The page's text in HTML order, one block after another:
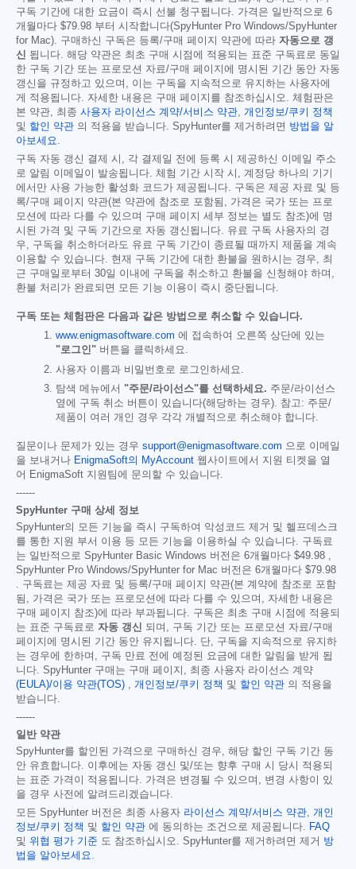
구독 기간에 대한 요금이 즉시 선불 청구됩니다. 가격은 일반적으로 6
개월마다 $79.98 부터 시작합니다(SpyHunter Pro Windows/SpyHunter
for Mac). 구매하신 구독은 등록/구매 페이지 약관에 따라 자동으로 갱
신 됩니다. 해당 약관은 최초 구매 시점에 적용되는 표준 구독료로 동일
한 구독 기간 또는 프로모션 자료/구매 페이지에 명시된 기간 동안 자동
갱신을 규정하고 있으며, 이는 구독을 지속적으로 유지하는 사용자에
게 적용됩니다. 자세한 내용은 구매 페이지를 참조하십시오. 체험판은
본 약관, 최종 사용자 라이선스 계약/서비스 약관, 개인정보/쿠키 정책
및 할인 약관 의 적용을 받습니다. SpyHunter를 제거하려면 방법을 알
아보세요.
구독 자동 갱신 결제 시, 각 결제일 전에 등록 시 제공하신 이메일 주소
로 알림 이메일이 발송됩니다. 체험 기간 시작 시, 계정당 하나의 기기
에서만 사용 가능한 활성화 코드가 제공됩니다. 구독은 제공 자료 및 등
록/구매 페이지 약관(본 약관에 참조로 포함됨, 가격은 국가 또는 프로
모션에 따라 다를 수 있으며 구매 페이지 세부 정보는 별도 참조)에 명
시된 가격 및 구독 기간으로 자동 갱신됩니다. 유료 구독 사용자의 경
우, 구독을 취소하더라도 유료 구독 기간이 종료될 때까지 제품을 계속
이용할 수 있습니다. 현재 구독 기간에 대한 환불을 원하시는 경우, 최
근 구매일로부터 30일 이내에 구독을 취소하고 환불을 신청해야 하며,
환불 처리가 완료되면 모든 기능 이용이 즉시 중단됩니다.
구독 또는 체험판은 다음과 같은 방법으로 취소할 수 있습니다.
www.enigmasoftware.com 에 접속하여 오른쪽 상단에 있는
"로그인" 버튼을 클릭하세요.
사용자 이름과 비밀번호로 로그인하세요.
탐색 메뉴에서 "주문/라이선스"를 선택하세요. 주문/라이선스
옆에 구독 취소 버튼이 있습니다(해당하는 경우). 참고: 주문/
제품이 여러 개인 경우 각각 개별적으로 취소해야 합니다.
질문이나 문제가 있는 경우 support@enigmasoftware.com 으로 이메일
을 보내거나 EnigmaSoft의 MyAccount 웹사이트에서 지원 티켓을 열
어 EnigmaSoft 지원팀에 문의할 수 있습니다.
------
SpyHunter 구매 상세 정보
SpyHunter의 모든 기능을 즉시 구독하여 악성코드 제거 및 헬프데스크
를 통한 지원 부서 이용 등 모든 기능을 이용하실 수 있습니다. 구독료
는 일반적으로 SpyHunter Basic Windows 버전은 6개월마다 $49.98 ,
SpyHunter Pro Windows/SpyHunter for Mac 버전은 6개월마다 $79.98
. 구독료는 제공 자료 및 등록/구매 페이지 약관(본 계약에 참조로 포함
됨, 가격은 국가 또는 프로모션에 따라 다를 수 있으며, 자세한 내용은
구매 페이지 참조)에 따라 부과됩니다. 구독은 최초 구매 시점에 적용되
는 표준 구독료로 자동 갱신 되며, 구독 기간 또는 프로모션 자료/구매
페이지에 명시된 기간 동안 유지됩니다. 단, 구독을 지속적으로 유지하
는 경우에 한하며, 구독 만료 전에 예정된 요금에 대한 알림을 받게 됩
니다. SpyHunter 구매는 구매 페이지, 최종 사용자 라이선스 계약
(EULA)/이용 약관(TOS) , 개인정보/쿠키 정책 및 할인 약관 의 적용을
받습니다.
------
일반 약관
SpyHunter를 할인된 가격으로 구매하신 경우, 해당 할인 구독 기간 동
안 유효합니다. 이후에는 자동 갱신 및/또는 향후 구매 시 당시 적용되
는 표준 가격이 적용됩니다. 가격은 변경될 수 있으며, 변경 사항이 있
을 경우 사전에 알려드리겠습니다.
모든 SpyHunter 버전은 최종 사용자 라이선스 계약/서비스 약관, 개인
정보/쿠키 정책 및 할인 약관 에 동의하는 조건으로 제공됩니다. FAQ
및 위협 평가 기준 도 참조하십시오. SpyHunter를 제거하려면 제거 방
법을 알아보세요.